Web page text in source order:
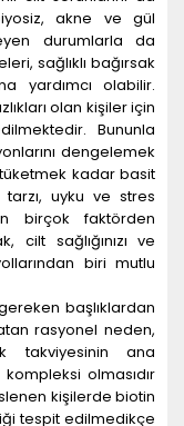
akne ve gül
durumlarla da
sağlıklı bağırsak
yardımcı olabilir.
olan kişiler için
Bununla
dengelemek
kadar basit
uyku ve stres
birçok faktörden
cilt sağlığınızı ve
biri mutlu
başlıklardan
rasyonel neden,
ana
olmasıdır
kişilerde biotin
tespit edilmedikçe